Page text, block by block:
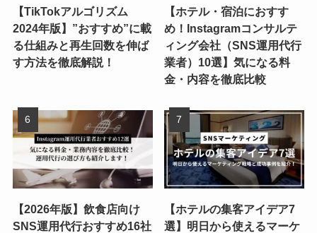
【TikTokアルゴリズム
2024年版】”おすすめ”に載
る仕組みと再生回数を伸ば
す方法を徹底解説！
【ホテル・宿泊におすす
め！Instagramコンサルテ
ィング会社（SNS運用代行
業者）10選】気になる料
金・内容を徹底比較
【2026年版】飲食店向け
SNS運用代行おすすめ16社
【ホテルの集客アイデア7
選】明日から使えるマーケ